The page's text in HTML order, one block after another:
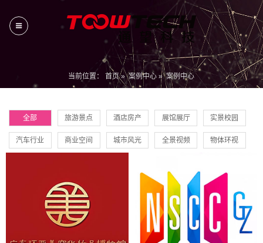
当前位置：首页»案例中心 »案例中心
全部 旅游景点 酒店房产 展馆展厅 实景校园
汽车行业 商业空间 城市风光 全景视频 物体环视